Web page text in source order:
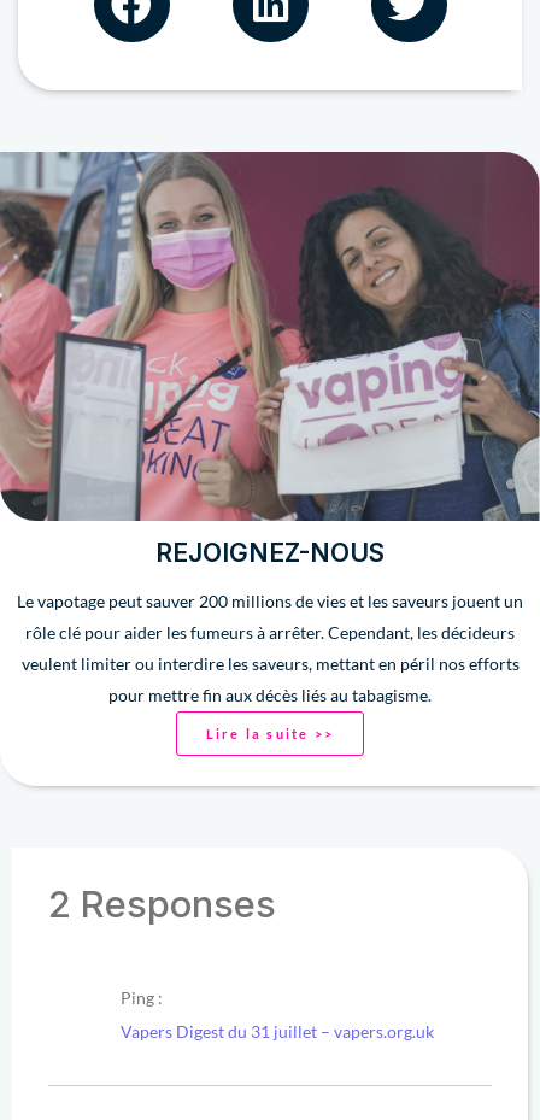
REJOIGNEZ-NOUS
Le vapotage peut sauver 200 millions de vies et les saveurs jouent un
rôle clé pour aider les fumeurs à arrêter. Cependant, les décideurs
veulent limiter ou interdire les saveurs, mettant en péril nos efforts
pour mettre fin aux décès liés au tabagisme.
Lire la suite >>
2 Responses
Ping :
Vapers Digest du 31 juillet – vapers.org.uk